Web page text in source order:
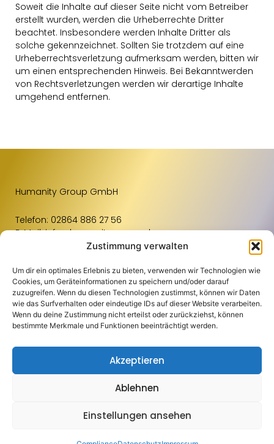
Zustimmung verwalten
Um dir ein optimales Erlebnis zu bieten, verwenden wir Technologien wie
Cookies, um Geräteinformationen zu speichern und/oder darauf
zuzugreifen. Wenn du diesen Technologien zustimmst, können wir Daten
wie das Surfverhalten oder eindeutige IDs auf dieser Website verarbeiten.
Wenn du deine Zustimmung nicht erteilst oder zurückziehst, können
bestimmte Merkmale und Funktionen beeinträchtigt werden.
Akzeptieren
Ablehnen
Einstellungen ansehen
Soweit die Inhalte auf dieser Seite nicht vom Betreiber
erstellt wurden, werden die Urheberrechte Dritter
beachtet. Insbesondere werden Inhalte Dritter als
solche gekennzeichnet. Sollten Sie trotzdem auf eine
Urheberrechtsverletzung aufmerksam werden, bitten wir
um einen entsprechenden Hinweis. Bei Bekanntwerden
von Rechtsverletzungen werden wir derartige Inhalte
umgehend entfernen.
Humanity Group GmbH
Telefon: 02864 886 27 56
E-Mail:info@humanity-group.de
Links
Für Unternehmen
Für Bewerbende
Weiteres
Kontakt
Impressum
Compliance
Standorte
Raum Osnabrück
Raum Münster